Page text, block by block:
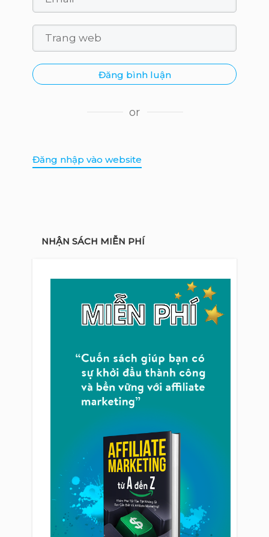
Đăng bình luận
or
Đăng nhập vào website
NHẬN SÁCH MIỄN PHÍ